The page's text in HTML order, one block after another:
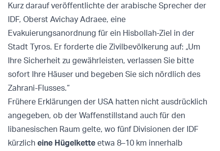
Kurz darauf veröffentlichte der arabische Sprecher der
IDF, Oberst Avichay Adraee, eine
Evakuierungsanordnung für ein Hisbollah-Ziel in der
Stadt Tyros. Er forderte die Zivilbevölkerung auf: „Um
Ihre Sicherheit zu gewährleisten, verlassen Sie bitte
sofort Ihre Häuser und begeben Sie sich nördlich des
Zahrani-Flusses.“
Frühere Erklärungen der USA hatten nicht ausdrücklich
angegeben, ob der Waffenstillstand auch für den
libanesischen Raum gelte, wo fünf Divisionen der IDF
kürzlich eine Hügelkette etwa 8–10 km innerhalb